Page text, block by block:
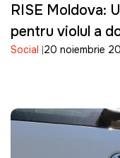
RISE Moldova:
pentru violul a
activeze la
Social 20 noiembrie